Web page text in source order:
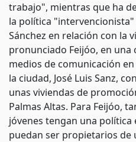
trabajo", mientras que ha
la política
Sánchez en relación con la
pronunciado Feijóo, en una
medios de comunicación
la ciudad, José Luis Sanz,
unas viviendas de
Palmas Altas. Para Feijóo,
jóvenes tengan una política
puedan ser propietarios de